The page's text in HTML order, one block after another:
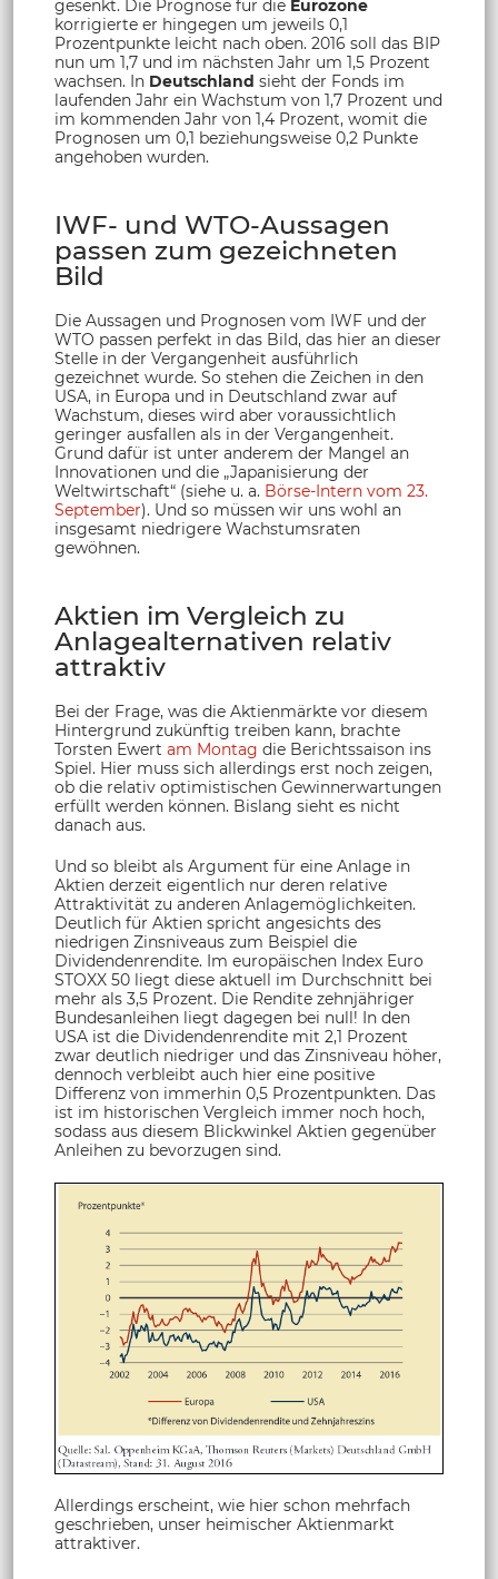
gesenkt. Die Prognose für die Eurozone
korrigierte er hingegen um jeweils 0,1
Prozentpunkte leicht nach oben. 2016 soll das BIP
nun um 1,7 und im nächsten Jahr um 1,5 Prozent
wachsen. In Deutschland sieht der Fonds im
laufenden Jahr ein Wachstum von 1,7 Prozent und
im kommenden Jahr von 1,4 Prozent, womit die
Prognosen um 0,1 beziehungsweise 0,2 Punkte
angehoben wurden.
IWF- und WTO-Aussagen
passen zum gezeichneten
Bild
Die Aussagen und Prognosen vom IWF und der
WTO passen perfekt in das Bild, das hier an dieser
Stelle in der Vergangenheit ausführlich
gezeichnet wurde. So stehen die Zeichen in den
USA, in Europa und in Deutschland zwar auf
Wachstum, dieses wird aber voraussichtlich
geringer ausfallen als in der Vergangenheit.
Grund dafür ist unter anderem der Mangel an
Innovationen und die „Japanisierung der
Weltwirtschaft“ (siehe u. a. Börse-Intern vom 23.
September). Und so müssen wir uns wohl an
insgesamt niedrigere Wachstumsraten
gewöhnen.
Aktien im Vergleich zu
Anlagealternativen relativ
attraktiv
Bei der Frage, was die Aktienmärkte vor diesem
Hintergrund zukünftig treiben kann, brachte
Torsten Ewert am Montag die Berichtssaison ins
Spiel. Hier muss sich allerdings erst noch zeigen,
ob die relativ optimistischen Gewinnerwartungen
erfüllt werden können. Bislang sieht es nicht
danach aus.
Und so bleibt als Argument für eine Anlage in
Aktien derzeit eigentlich nur deren relative
Attraktivität zu anderen Anlagemöglichkeiten.
Deutlich für Aktien spricht angesichts des
niedrigen Zinsniveaus zum Beispiel die
Dividendenrendite. Im europäischen Index Euro
STOXX 50 liegt diese aktuell im Durchschnitt bei
mehr als 3,5 Prozent. Die Rendite zehnjähriger
Bundesanleihen liegt dagegen bei null! In den
USA ist die Dividendenrendite mit 2,1 Prozent
zwar deutlich niedriger und das Zinsniveau höher,
dennoch verbleibt auch hier eine positive
Differenz von immerhin 0,5 Prozentpunkten. Das
ist im historischen Vergleich immer noch hoch,
sodass aus diesem Blickwinkel Aktien gegenüber
Anleihen zu bevorzugen sind.
Allerdings erscheint, wie hier schon mehrfach
geschrieben, unser heimischer Aktienmarkt
attraktiver.